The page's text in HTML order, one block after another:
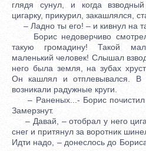
глядя сунул, и когда
цигарку, прикурил, закашлялся,
– Ладно ты его! – и кивнул на
Борис недоверчиво
такую громадину! Такой
маленький человек! Слышал
него была земля, на зубах
Он кашлял и отплевывался. В
возникали радужные круги.
– Раненых...- Борис почистил
Замерзнут.
– Давай, – отобрал у него
снег и притянул за воротник
Идти надо, – донеслось до